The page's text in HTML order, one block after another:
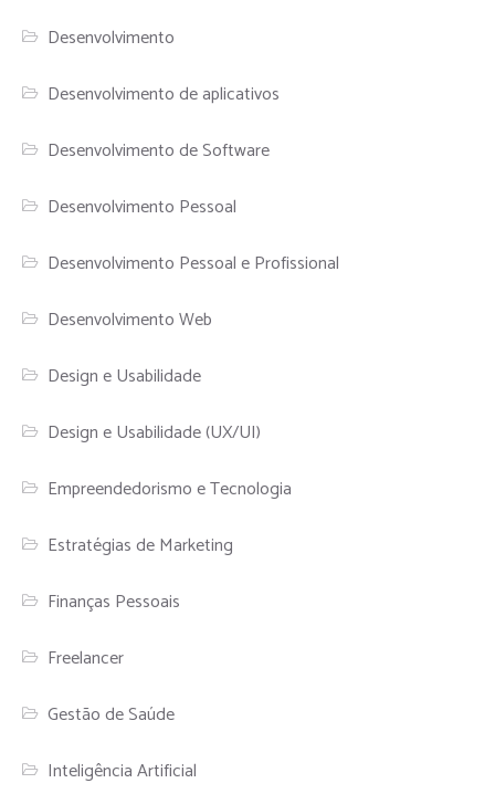
Desenvolvimento
Desenvolvimento de aplicativos
Desenvolvimento de Software
Desenvolvimento Pessoal
Desenvolvimento Pessoal e Profissional
Desenvolvimento Web
Design e Usabilidade
Design e Usabilidade (UX/UI)
Empreendedorismo e Tecnologia
Estratégias de Marketing
Finanças Pessoais
Freelancer
Gestão de Saúde
Inteligência Artificial